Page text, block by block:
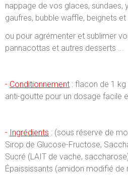
nappage de vos glaces, sundaes,
gaufres, bubble waffle, beignets et
ou pour agrémenter et sublimer
pannacottas et autres desserts ...
- Conditionnement : flacon de 1 kg
anti-goutte pour un dosage facile
- Ingrédients : (sous réserve de
Sirop de Glucose-Fructose,
Sucré (LAIT de vache,
Épaississants (amidon modifié de